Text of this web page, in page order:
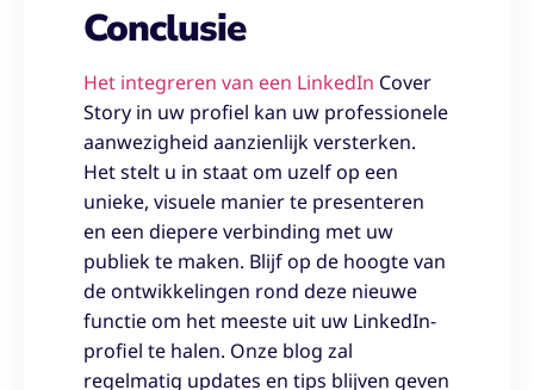
Conclusie
Het integreren van een LinkedIn Cover
Story in uw profiel kan uw professionele
aanwezigheid aanzienlijk versterken.
Het stelt u in staat om uzelf op een
unieke, visuele manier te presenteren
en een diepere verbinding met uw
publiek te maken. Blijf op de hoogte van
de ontwikkelingen rond deze nieuwe
functie om het meeste uit uw LinkedIn-
profiel te halen. Onze blog zal
regelmatig updates en tips blijven geven